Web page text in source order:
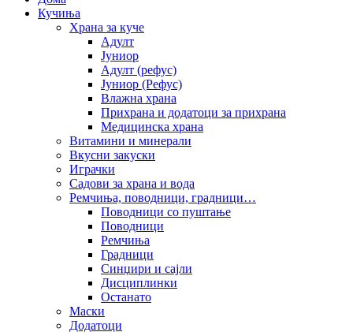
Кучиња
Храна за куче
Адулт
Јуниор
Адулт (рефус)
Јуниор (Рефус)
Влажна храна
Прихрана и додатоци за прихрана
Медицинска храна
Витамини и минерали
Вкусни закуски
Играчки
Садови за храна и вода
Ремчиња, поводници, градници…
Поводници со пуштање
Поводници
Ремчиња
Градници
Синџири и сајли
Дисциплинки
Останато
Маски
Додатоци